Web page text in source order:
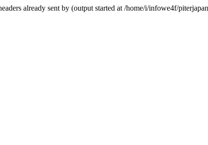
already sent by (output started at /home/i/infowe4f/